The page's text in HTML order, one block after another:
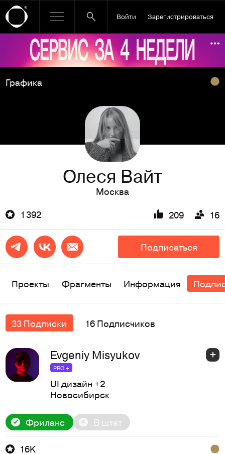
Войти Зарегистрироваться
Ссылка баннера
Графика
Олеся Вайт
Москва
1 392
209 16
Подписаться
Проекты Фрагменты Информация
33 Подписки 16 Подписчиков
Evgeniy Misyukov
PRO +
UI дизайн +2
Новосибирск
Фриланс В штат
16K